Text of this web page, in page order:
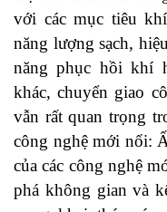
với các mục tiêu
năng lượng sạch,
năng phục hồi khí
khác, chuyển giao
vẫn rất quan trọng
công nghệ mới nổi:
của các công nghệ
phá không gian và